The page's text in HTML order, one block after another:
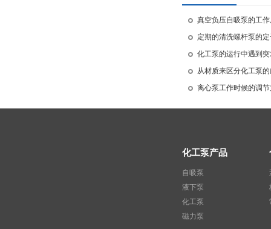
真空负压自吸泵的工
定期的清洗螺杆泵的
化工泵的运行中遇到
从材质来区分化工泵
离心泵工作时候的调
化工泵产品
自吸泵
液下泵
化工泵
磁力泵